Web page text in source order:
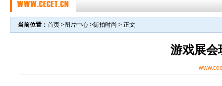
当前位置： 首页 >图片中心 >街拍时尚 > 正文
游戏展会